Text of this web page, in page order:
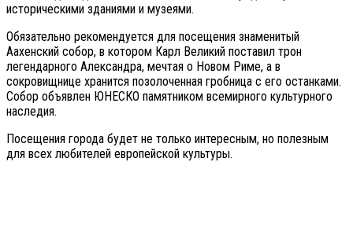
историческими зданиями и музеями.
Обязательно рекомендуется для посещения знаменитый
Аахенский собор, в котором Карл Великий поставил трон
легендарного Александра, мечтая о Новом Риме, а в
сокровищнице хранится позолоченная гробница с его останками.
Собор объявлен ЮНЕСКО памятником всемирного культурного
наследия.
Посещения города будет не только интересным, но полезным
для всех любителей европейской культуры.